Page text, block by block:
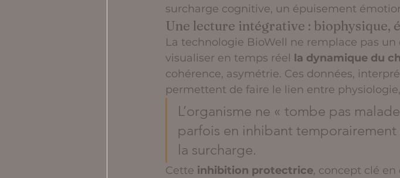
surcharge cognitive, un épuisement
Une lecture intégrative : biophysique,
La technologie BioWell ne remplace pas
visualiser en temps réel la dynamique du
cohérence, asymétrie. Ces données,
permettent de faire le lien entre
L’organisme ne « tombe pas
parfois en inhibant temporairement
la surcharge.
Cette inhibition protectrice, concept clé